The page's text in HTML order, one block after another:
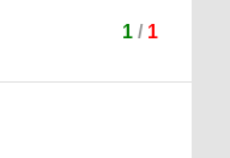
1/ 1